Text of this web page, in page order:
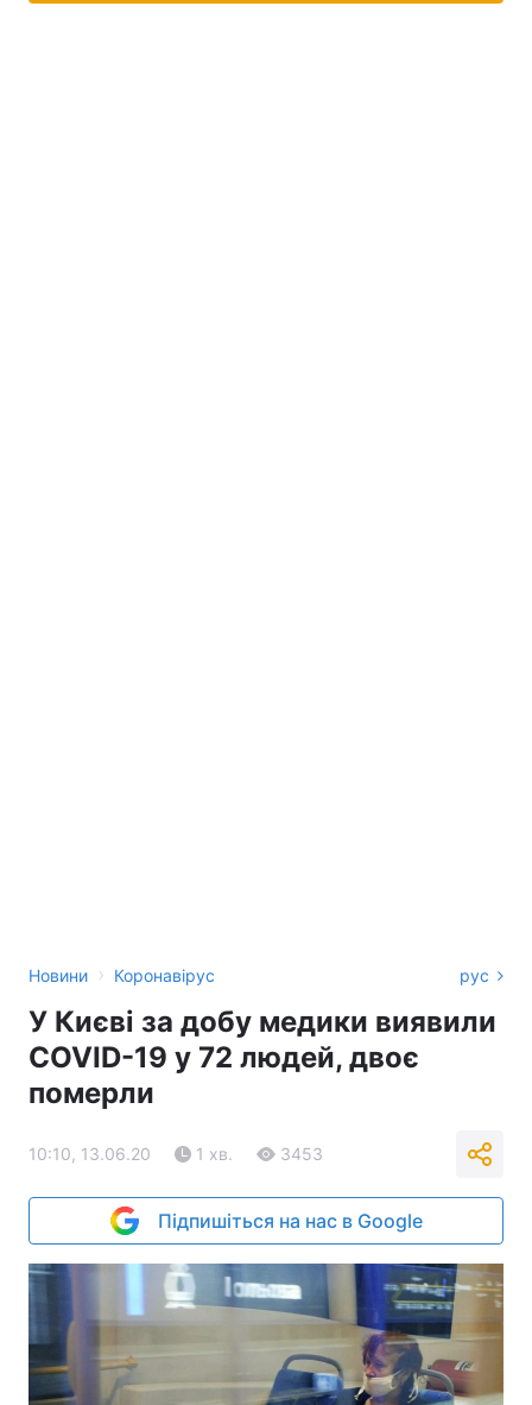
Новини › Коронавірус рус
У Києві за добу медики виявили
COVID-19 у 72 людей, двоє
померли
10:10, 13.06.20 1 хв. 3453
Підпишіться на нас в Google